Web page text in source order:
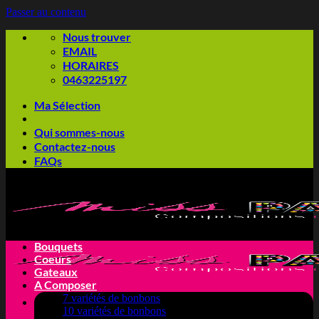
Passer au contenu
Nous trouver
EMAIL
HORAIRES
0463225197
Ma Sélection
Qui sommes-nous
Contactez-nous
FAQs
Bouquets
Coeurs
Gateaux
A Composer
7 variétés de bonbons
10 variétés de bonbons